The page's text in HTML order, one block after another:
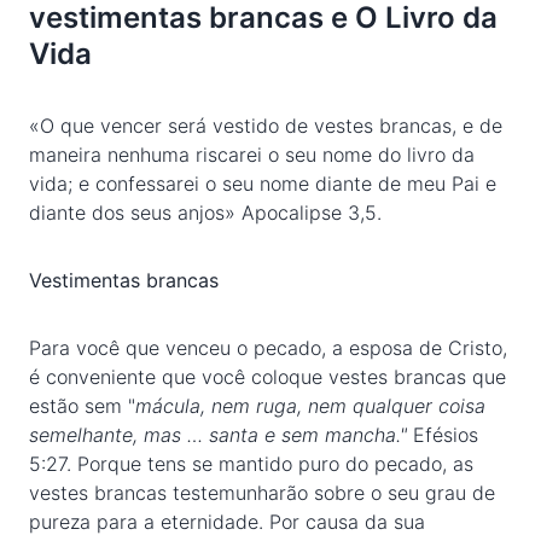
vestimentas brancas e O Livro da
Vida
«O que vencer será vestido de vestes brancas, e de
maneira nenhuma riscarei o seu nome do livro da
vida; e confessarei o seu nome diante de meu Pai e
diante dos seus anjos» Apocalipse 3,5.
Vestimentas brancas
Para você que venceu o pecado, a esposa de Cristo,
é conveniente que você coloque vestes brancas que
estão sem "mácula, nem ruga, nem qualquer coisa
semelhante, mas … santa e sem mancha." Efésios
5:27. Porque tens se mantido puro do pecado, as
vestes brancas testemunharão sobre o seu grau de
pureza para a eternidade. Por causa da sua